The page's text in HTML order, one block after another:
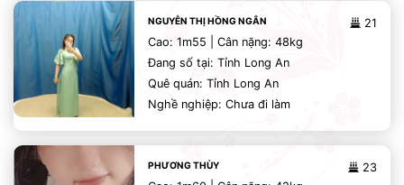
21
NGUYỄN THỊ HỒNG NGÂN
Cao: 1m55 | Cân nặng: 48kg
Đang số tại: Tỉnh Long An
Quê quán: Tỉnh Long An
Nghề nghiệp: Chưa đi làm
23
PHƯƠNG THÙY